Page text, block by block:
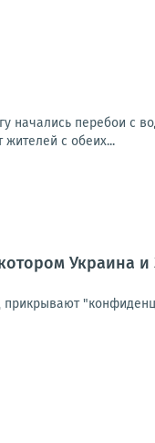
начались перебои с
с обеих...
Украина